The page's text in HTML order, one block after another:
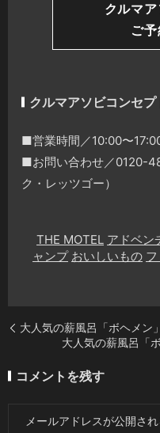
クルマ
ご
クルマアソビコンセ
■営業時間／10:00〜
■お問い合わせ／0120-
ク・レッツゴー）
THE MOTEL アドベン
ャンプ おいしいもの
大人気の薪風呂「ボヘメン」
大人気の薪風呂「
コメントを残す
メールアドレスが公開さ